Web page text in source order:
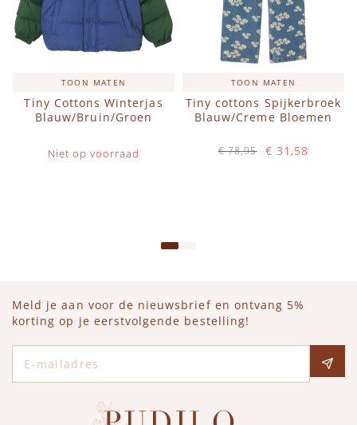
TOON MATEN
Tiny Cottons Winterjas
Blauw/Bruin/Groen
Niet op voorraad
TOON MATEN
Tiny cottons Spijkerbroek
Blauw/Creme Bloemen
€ 31,58
€ 78,95
Meld je aan voor de nieuwsbrief en ontvang 5%
korting op je eerstvolgende bestelling!